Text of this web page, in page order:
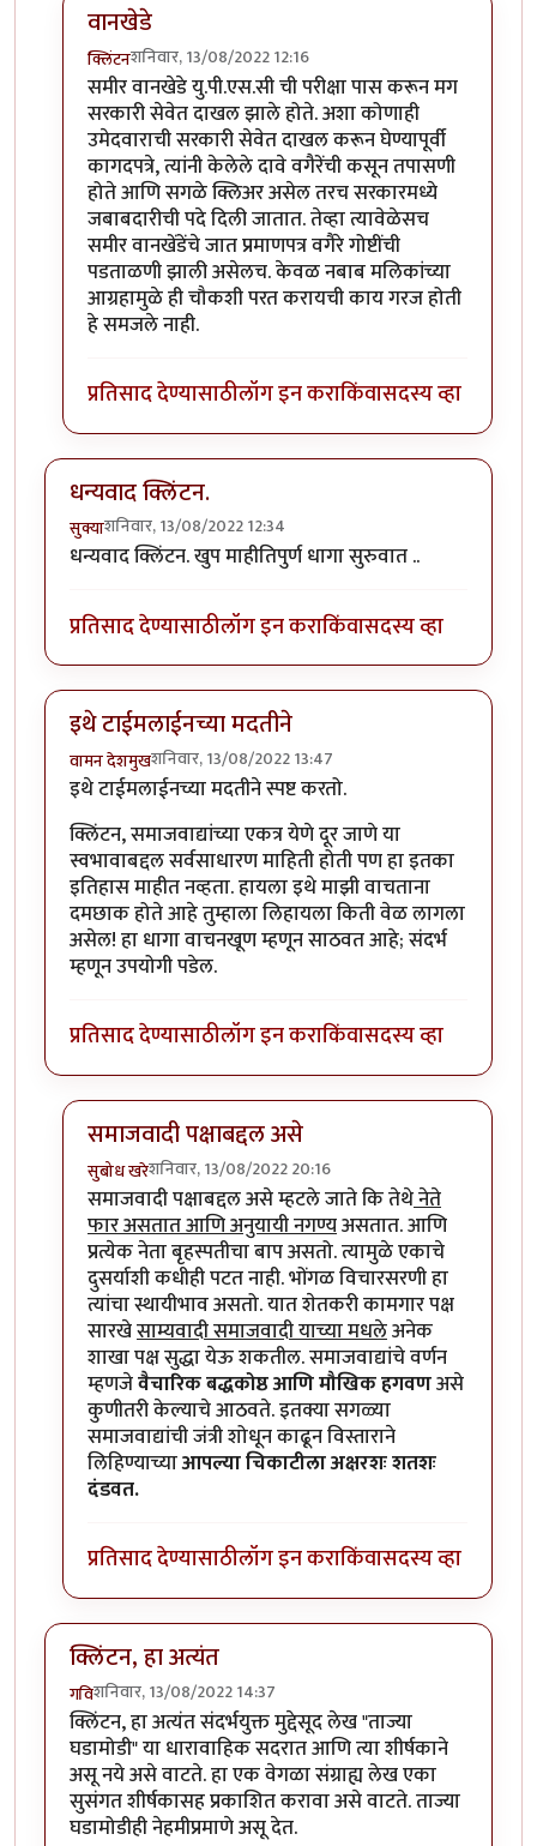
वानखेडे
क्लिंटनशनिवार, 13/08/2022 12:16
In reply toआणखी एक क्लीनचीट! समीर वानखेडे मुस्लीम
समीर वानखेडे यु.पी.एस.सी ची परीक्षा पास करून मग
सरकारी सेवेत दाखल झाले होते. अशा कोणाही
उमेदवाराची सरकारी सेवेत दाखल करून घेण्यापूर्वी
कागदपत्रे, त्यांनी केलेले दावे वगैरेंची कसून तपासणी
होते आणि सगळे क्लिअर असेल तरच सरकारमध्ये
जबाबदारीची पदे दिली जातात. तेव्हा त्यावेळेसच
समीर वानखेंडेंचे जात प्रमाणपत्र वगैरे गोष्टींची
पडताळणी झाली असेलच. केवळ नबाब मलिकांच्या
आग्रहामुळे ही चौकशी परत करायची काय गरज होती
हे समजले नाही.
प्रतिसाद देण्यासाठीलॉग इन कराकिंवासदस्य व्हा
धन्यवाद क्लिंटन.
सुक्याशनिवार, 13/08/2022 12:34
धन्यवाद क्लिंटन. खुप माहीतिपुर्ण धागा सुरुवात ..
प्रतिसाद देण्यासाठीलॉग इन कराकिंवासदस्य व्हा
इथे टाईमलाईनच्या मदतीने
वामन देशमुखशनिवार, 13/08/2022 13:47
इथे टाईमलाईनच्या मदतीने स्पष्ट करतो.
क्लिंटन, समाजवाद्यांच्या एकत्र येणे दूर जाणे या
स्वभावाबद्दल सर्वसाधारण माहिती होती पण हा इतका
इतिहास माहीत नव्हता. हायला इथे माझी वाचताना
दमछाक होते आहे तुम्हाला लिहायला किती वेळ लागला
असेल! हा धागा वाचनखूण म्हणून साठवत आहे; संदर्भ
म्हणून उपयोगी पडेल.
प्रतिसाद देण्यासाठीलॉग इन कराकिंवासदस्य व्हा
समाजवादी पक्षाबद्दल असे
सुबोध खरेशनिवार, 13/08/2022 20:16
In reply toइथे टाईमलाईनच्या मदतीनेbyवामन देशमुख
समाजवादी पक्षाबद्दल असे म्हटले जाते कि तेथेनेते
फार असतात आणि अनुयायी नगण्यअसतात. आणि
प्रत्येक नेता बृहस्पतीचा बाप असतो. त्यामुळे एकाचे
दुसर्याशी कधीही पटत नाही. भोंगळ विचारसरणी हा
त्यांचा स्थायीभाव असतो. यात शेतकरी कामगार पक्ष
सारखेसाम्यवादी समाजवादी याच्या मधलेअनेक
शाखा पक्ष सुद्धा येऊ शकतील. समाजवाद्यांचे वर्णन
म्हणजेवैचारिक बद्धकोष्ठ आणि मौखिक हगवणअसे
कुणीतरी केल्याचे आठवते. इतक्या सगळ्या
समाजवाद्यांची जंत्री शोधून काढून विस्ताराने
लिहिण्याच्याआपल्या चिकाटीला अक्षरशः शतशः
दंडवत.
प्रतिसाद देण्यासाठीलॉग इन कराकिंवासदस्य व्हा
क्लिंटन, हा अत्यंत
गविशनिवार, 13/08/2022 14:37
क्लिंटन, हा अत्यंत संदर्भयुक्त मुद्देसूद लेख "ताज्या
घडामोडी" या धारावाहिक सदरात आणि त्या शीर्षकाने
असू नये असे वाटते. हा एक वेगळा संग्राह्य लेख एका
सुसंगत शीर्षकासह प्रकाशित करावा असे वाटते. ताज्या
घडामोडीही नेहमीप्रमाणे असू देत.